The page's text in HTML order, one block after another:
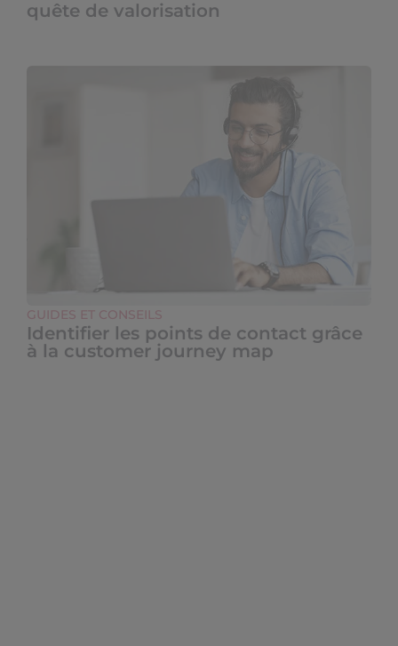
quête de valorisation
GUIDES ET CONSEILS
Identifier les points de contact grâce
à la customer journey map